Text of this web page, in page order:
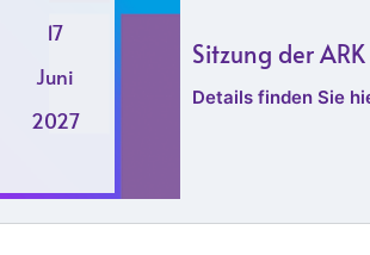
17
Juni
2027
Sitzung der ARK
Details finden Sie